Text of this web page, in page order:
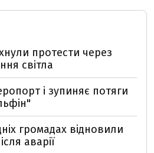
протести через
світла
і зупиняє потяги
громадах відновили
аварії